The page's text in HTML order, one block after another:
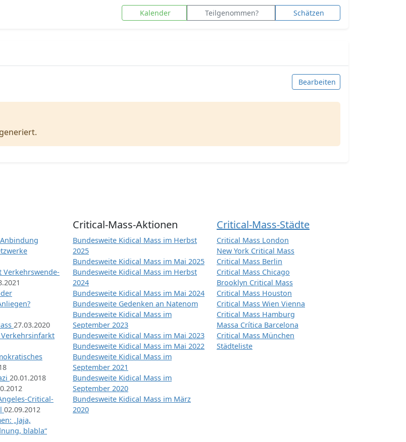
Kalender Teilgenommen? Schätzen
Bearbeiten
Verkehrswende-
27.03.2020
20.01.2018
Critical-
02.09.2012
„Jaja,
blabla“
Critical-Mass-Aktionen
Bundesweite Kidical Mass im Herbst
2025
Bundesweite Kidical Mass im Mai 2025
Bundesweite Kidical Mass im Herbst
2024
Bundesweite Kidical Mass im Mai 2024
Bundesweite Gedenken an Natenom
Bundesweite Kidical Mass im
September 2023
Bundesweite Kidical Mass im Mai 2023
Bundesweite Kidical Mass im Mai 2022
Bundesweite Kidical Mass im
September 2021
Bundesweite Kidical Mass im
September 2020
Bundesweite Kidical Mass im März
2020
Critical-Mass-Städte
Critical Mass London
New York Critical Mass
Critical Mass Berlin
Critical Mass Chicago
Brooklyn Critical Mass
Critical Mass Houston
Critical Mass Wien Vienna
Critical Mass Hamburg
Massa Crítica Barcelona
Critical Mass München
Städteliste